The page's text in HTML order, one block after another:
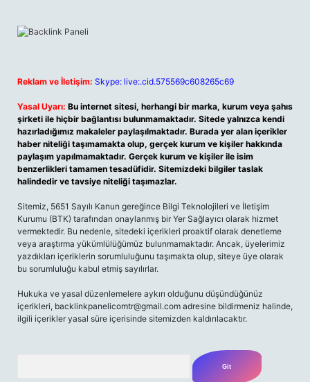
Reklam ve İletişim: Skype: live:.cid.575569c608265c69
Yasal Uyarı: Bu internet sitesi, herhangi bir marka, kurum veya şahıs
şirketi ile hiçbir bağlantısı bulunmamaktadır. Sitede yalnızca kendi
hazırladığımız makaleler paylaşılmaktadır. Burada yer alan içerikler
haber niteliği taşımamakta olup, gerçek kurum ve kişiler hakkında
paylaşım yapılmamaktadır. Gerçek kurum ve kişiler ile isim
benzerlikleri tamamen tesadüfidir. Sitemizdeki bilgiler taslak
halindedir ve tavsiye niteliği taşımazlar.
Sitemiz, 5651 Sayılı Kanun gereğince Bilgi Teknolojileri ve İletişim
Kurumu (BTK) tarafından onaylanmış bir Yer Sağlayıcı olarak hizmet
vermektedir. Bu nedenle, sitedeki içerikleri proaktif olarak denetleme
veya araştırma yükümlülüğümüz bulunmamaktadır. Ancak, üyelerimiz
yazdıkları içeriklerin sorumluluğunu taşımakta olup, siteye üye olarak
bu sorumluluğu kabul etmiş sayılırlar.
Hukuka ve yasal düzenlemelere aykırı olduğunu düşündüğünüz
içerikleri, backlinkpanelicomtr@gmail.com adresine bildirmeniz halinde,
ilgili içerikler yasal süre içerisinde sitemizden kaldırılacaktır.